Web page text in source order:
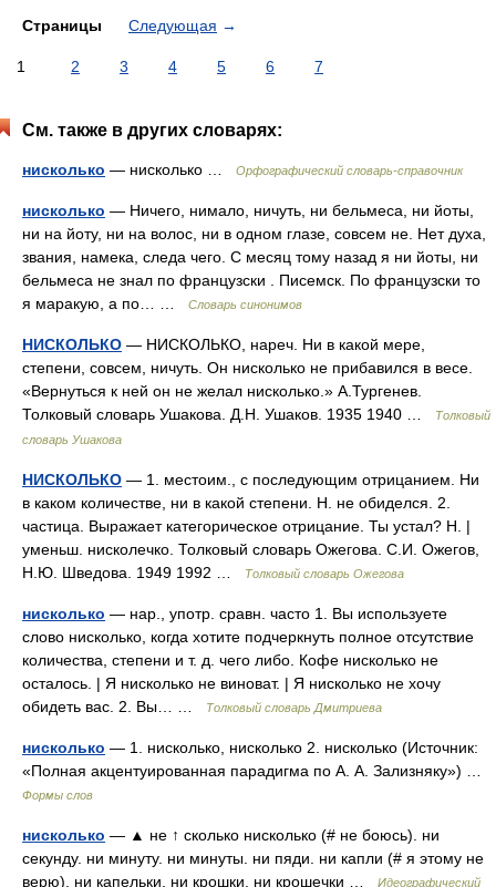
Страницы Следующая →
1 2 3 4 5 6 7
См. также в других словарях:
нисколько — нисколько … Орфографический словарь-справочник
нисколько — Ничего, нимало, ничуть, ни бельмеса, ни йоты,
ни на йоту, ни на волос, ни в одном глазе, совсем не. Нет духа,
звания, намека, следа чего. С месяц тому назад я ни йоты, ни
бельмеса не знал по французски . Писемск. По французски то
я маракую, а по… …
Словарь синонимов
НИСКОЛЬКО — НИСКОЛЬКО, нареч. Ни в какой мере,
степени, совсем, ничуть. Он нисколько не прибавился в весе.
«Вернуться к ней он не желал нисколько.» А.Тургенев.
Толковый словарь Ушакова. Д.Н. Ушаков. 1935 1940 …
Толковый
словарь Ушакова
НИСКОЛЬКО — 1. местоим., с последующим отрицанием. Ни
в каком количестве, ни в какой степени. Н. не обиделся. 2.
частица. Выражает категорическое отрицание. Ты устал? Н. |
уменьш. нисколечко. Толковый словарь Ожегова. С.И. Ожегов,
Н.Ю. Шведова. 1949 1992 …
Толковый словарь Ожегова
нисколько — нар., употр. сравн. часто 1. Вы используете
слово нисколько, когда хотите подчеркнуть полное отсутствие
количества, степени и т. д. чего либо. Кофе нисколько не
осталось. | Я нисколько не виноват. | Я нисколько не хочу
обидеть вас. 2. Вы… …
Толковый словарь Дмитриева
нисколько — 1. нисколько, нисколько 2. нисколько (Источник:
«Полная акцентуированная парадигма по А. А. Зализняку») …
Формы слов
нисколько — ▲ не ↑ сколько нисколько (# не боюсь). ни
секунду. ни минуту. ни минуты. ни пяди. ни капли (# я этому не
верю). ни капельки. ни крошки. ни крошечки …
Идеографический